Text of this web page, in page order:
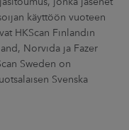
käyttöön vuoteen
HKScan Finlandin
Norvida ja Fazer
Sweden on
Svenska